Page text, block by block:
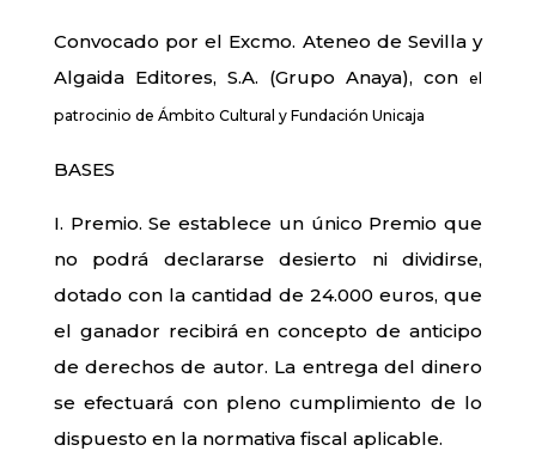
Convocado por el Excmo. Ateneo de Sevilla y
Algaida Editores, S.A. (Grupo Anaya), conel
patrocinio de Ámbito Cultural y Fundación Unicaja
BASES
I. Premio. Se establece un único Premio que
no podrá declararse desierto ni dividirse,
dotado con la cantidad de 24.000 euros, que
el ganador recibirá en concepto de anticipo
de derechos de autor. La entrega del dinero
se efectuará con pleno cumplimiento de lo
dispuesto en la normativa fiscal aplicable.